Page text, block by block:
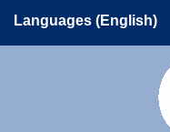
Languages (English)